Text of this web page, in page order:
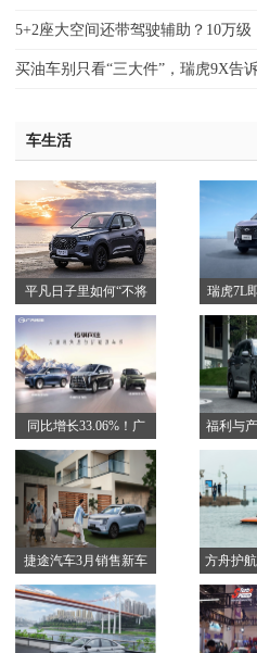
5+2座大空间还带驾驶辅助？10万级
买油车别只看“三大件”，瑞虎9X告
车生活
平凡日子里如何“不将
就”
瑞虎7L
同比增长33.06%！广
福利与
捷途汽车3月销售新车
49
方舟护